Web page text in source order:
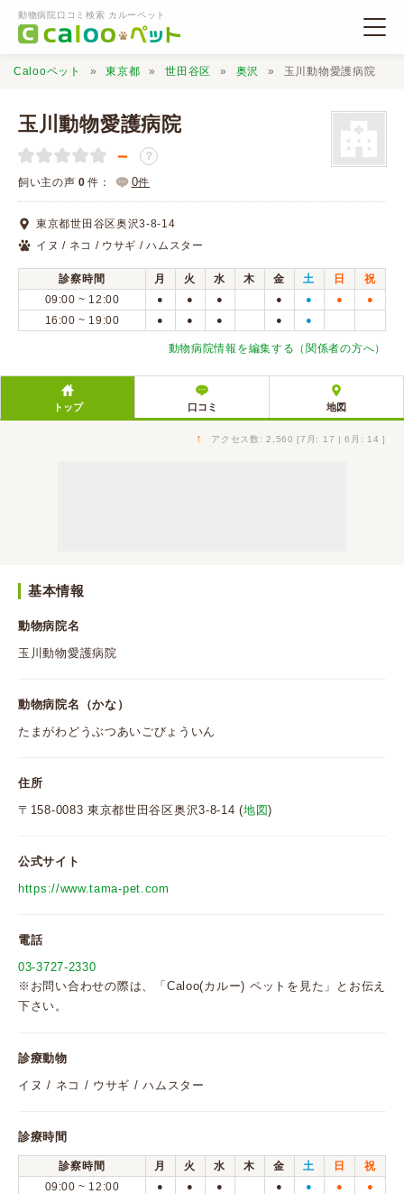
動物病院口コミ検索 カルーペット
動物病院検索
口コミ検索
Calooペットとは？
Calooペット 東京都 世田谷区 奥沢 玉川動物愛護病院
玉川動物愛護病院
－ ？
飼い主の声 0 件： 0件
東京都世田谷区奥沢3-8-14
イヌ / ネコ / ウサギ / ハムスター
診察時間 月 火 水 木 金 土 日
祝
09:00 ~ 12:00
● ● ● ● ● ● ●
16:00 ~ 19:00 ● ● ● ● ●
動物病院情報を編集する（関係者の方へ）
トップ 口コミ 地図
↑ アクセス数: 2,560 [7月: 17 | 6月: 14 ]
基本情報
動物病院名
玉川動物愛護病院
動物病院名（かな）
たまがわどうぶつあいごびょういん
住所
〒158-0083 東京都世田谷区奥沢3-8-14 (地図)
公式サイト
https://www.tama-pet.com
電話
03-3727-2330
※お問い合わせの際は、「Caloo(カルー) ペットを見た」とお伝え
下さい。
診療動物
イヌ / ネコ / ウサギ / ハムスター
診療時間
診察時間 月 火 水 木 金 土 日
祝
09:00 ~ 12:00
● ● ● ● ● ● ●